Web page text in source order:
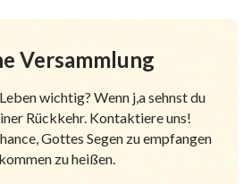
Versammlung
wichtig? Wenn j,a sehnst du
Rückkehr. Kontaktiere uns!
Gottes Segen zu empfangen
zu heißen.